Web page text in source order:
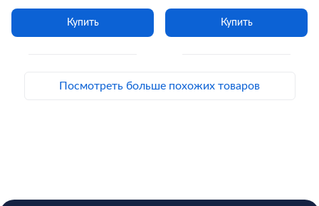
Купить Купить
Посмотреть больше похожих товаров